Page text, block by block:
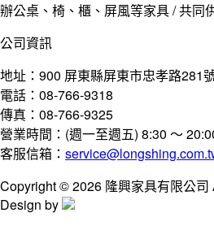
辦公桌、椅、櫃、屏風等家具 / 共同
公司資訊
地址：900 屏東縣屏東市忠孝路281
電話：08-766-9318
傳真：08-766-9325
營業時間：(週一至週五) 8:30 ～
客服信箱：
Copyright © 2026 隆興家具有限公
Design by